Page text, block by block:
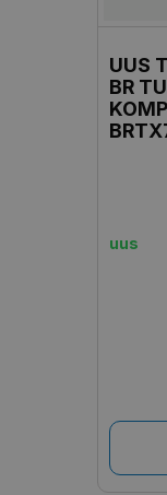
UUS
BR
uus